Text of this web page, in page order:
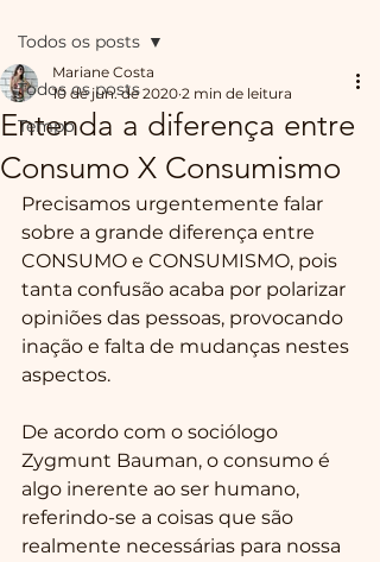
Todos os posts
Tempo
Todos os posts
Entenda a diferença entre
Consumo X Consumismo
Mariane Costa
10 de jun. de 2020 2 min de leitura
Precisamos urgentemente falar
sobre a grande diferença entre
CONSUMO e CONSUMISMO, pois
tanta confusão acaba por polarizar
opiniões das pessoas, provocando
inação e falta de mudanças nestes
aspectos.
De acordo com o sociólogo
Zygmunt Bauman, o consumo é
algo inerente ao ser humano,
referindo-se a coisas que são
realmente necessárias para nossa